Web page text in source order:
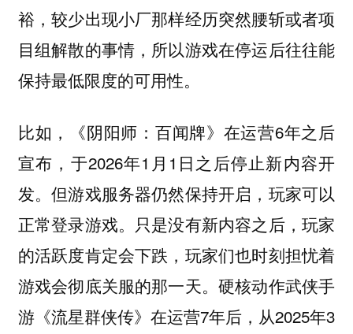
裕，较少出现小厂那样经历突然腰斩或者项
目组解散的事情，所以游戏在停运后往往能
保持最低限度的可用性。
比如，《阴阳师：百闻牌》在运营6年之后
宣布，于2026年1月1日之后停止新内容开
发。但游戏服务器仍然保持开启，玩家可以
正常登录游戏。只是没有新内容之后，玩家
的活跃度肯定会下跌，玩家们也时刻担忧着
游戏会彻底关服的那一天。硬核动作武侠手
游《流星群侠传》在运营7年后，从2025年3